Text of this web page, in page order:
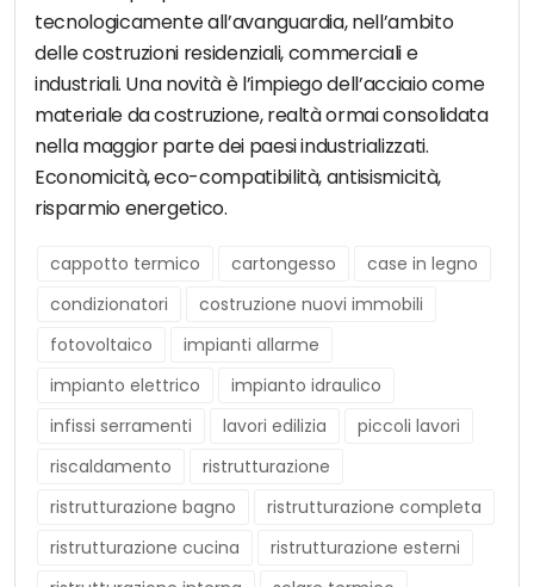
tecnologicamente all’avanguardia, nell’ambito
delle costruzioni residenziali, commerciali e
industriali. Una novità è l’impiego dell’acciaio come
materiale da costruzione, realtà ormai consolidata
nella maggior parte dei paesi industrializzati.
Economicità, eco-compatibilità, antisismicità,
risparmio energetico.
cappotto termico cartongesso
case in legno
condizionatori
costruzione nuovi immobili
fotovoltaico
impianti allarme
impianto elettrico
impianto idraulico
infissi serramenti
lavori edilizia
piccoli lavori
riscaldamento
ristrutturazione
ristrutturazione bagno
ristrutturazione completa
ristrutturazione cucina
ristrutturazione esterni